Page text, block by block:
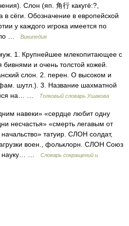
Слон (яп. 角行 какугё:?,
в сёги. Обозначение в европейской
у каждого игрока имеется по
…
Википедия
1. Крупнейшее млекопитающее с
и очень толстой кожей.
слон. 2. перен. О высоком и
фам. шутл.). 3. Название шахматной
на… …
Толковый словарь Ушакова
навеки» «сердце любит одну
несчастья» «смерть легавым от
татуир. СЛОН солдат,
воен., фольклорн. СЛОН Союз
науку… …
Словарь сокращений и